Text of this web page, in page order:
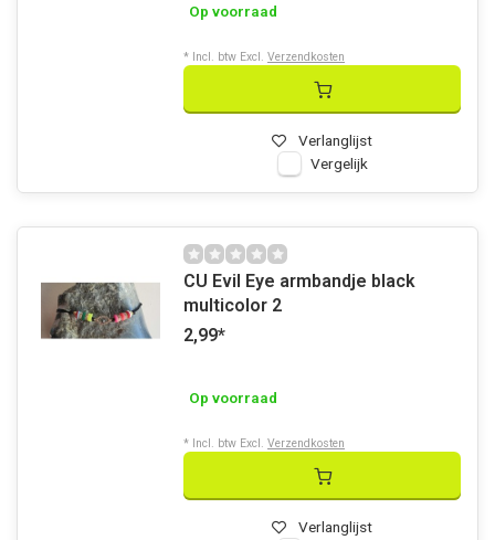
Op voorraad
Verlanglijst
Vergelijk
* Incl. btw Excl. Verzendkosten
CU Evil Eye armbandje black
multicolor 2
2,99*
Op voorraad
Verlanglijst
* Incl. btw Excl. Verzendkosten